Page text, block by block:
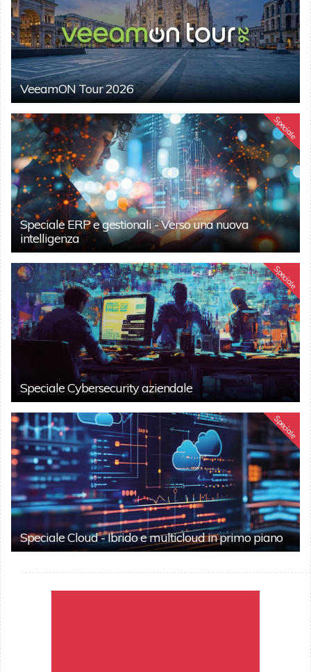
VeeamON Tour 2026
Speciale
Speciale ERP e gestionali - Verso una nuova
intelligenza
Speciale
Speciale Cybersecurity aziendale
Speciale
Speciale Cloud - Ibrido e multicloud in primo piano